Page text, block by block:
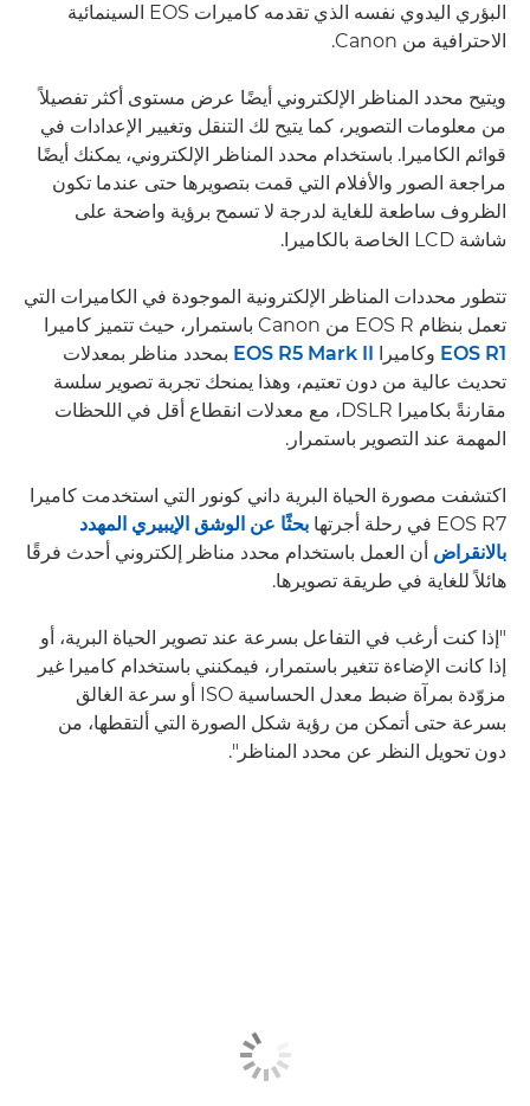
البؤري اليدوي نفسه الذي تقدمه كاميرات EOS السينمائية
الاحترافية من Canon.
ويتيح محدد المناظر الإلكتروني أيضًا عرض مستوى أكثر تفصيلاً
من معلومات التصوير، كما يتيح لك التنقل وتغيير الإعدادات في
قوائم الكاميرا. باستخدام محدد المناظر الإلكتروني، يمكنك أيضًا
مراجعة الصور والأفلام التي قمت بتصويرها حتى عندما تكون
الظروف ساطعة للغاية لدرجة لا تسمح برؤية واضحة على
شاشة LCD الخاصة بالكاميرا.
تتطور محددات المناظر الإلكترونية الموجودة في الكاميرات التي
تعمل بنظام EOS R من Canon باستمرار، حيث تتميز كاميرا
EOS R1 وكاميرا EOS R5 Mark II بمحدد مناظر بمعدلات
تحديث عالية من دون تعتيم، وهذا يمنحك تجربة تصوير سلسة
مقارنةً بكاميرا DSLR، مع معدلات انقطاع أقل في اللحظات
المهمة عند التصوير باستمرار.
اكتشفت مصورة الحياة البرية داني كونور التي استخدمت كاميرا
EOS R7 في رحلة أجرتها
بحثًا عن الوشق الإيبيري المهدد
بالانقراض أن العمل باستخدام محدد مناظر إلكتروني أحدث فرقًا
هائلاً للغاية في طريقة تصويرها.
"إذا كنت أرغب في التفاعل بسرعة عند تصوير الحياة البرية، أو
إذا كانت الإضاءة تتغير باستمرار، فيمكنني باستخدام كاميرا غير
مزوّدة بمرآة ضبط معدل الحساسية ISO أو سرعة الغالق
بسرعة حتى أتمكن من رؤية شكل الصورة التي ألتقطها، من
دون تحويل النظر عن محدد المناظر".